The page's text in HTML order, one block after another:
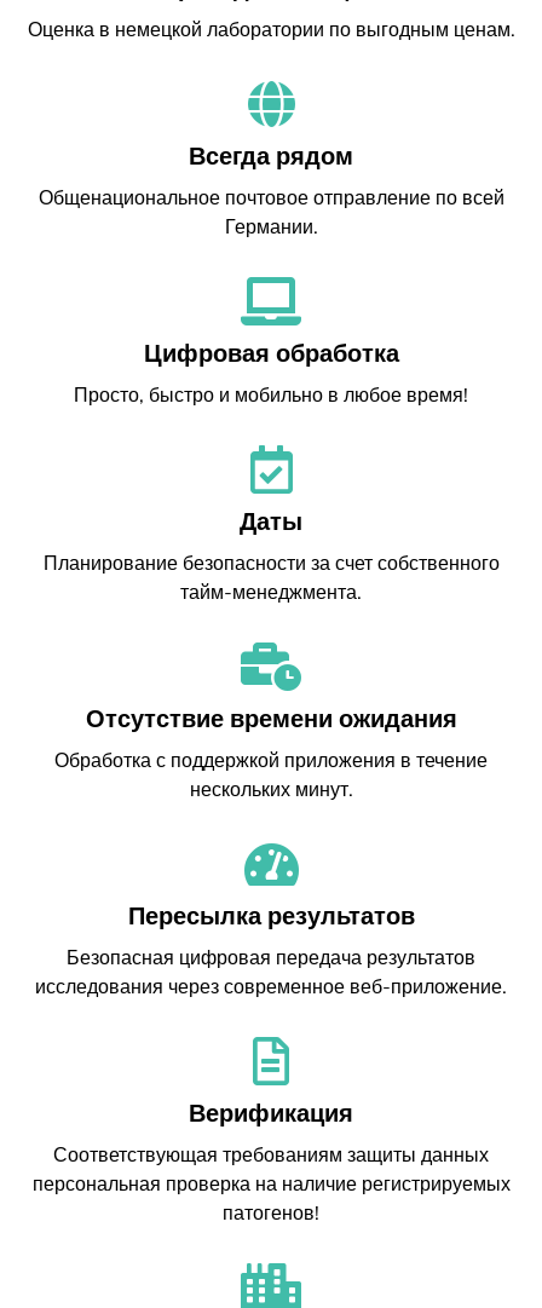
Оценка в немецкой лаборатории по выгодным ценам.
Всегда рядом
Общенациональное почтовое отправление по всей
Германии.
Цифровая обработка
Просто, быстро и мобильно в любое время!
Даты
Планирование безопасности за счет собственного
тайм-менеджмента.
Отсутствие времени ожидания
Обработка с поддержкой приложения в течение
нескольких минут.
Пересылка результатов
Безопасная цифровая передача результатов
исследования через современное веб-приложение.
Верификация
Соответствующая требованиям защиты данных
персональная проверка на наличие регистрируемых
патогенов!